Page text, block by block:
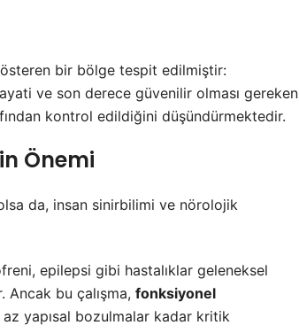
bir bölge tespit edilmiştir:
ve son derece güvenilir olması gereken
kontrol edildiğini düşündürmektedir.
Önemi
da, insan sinirbilimi ve nörolojik
epilepsi gibi hastalıklar geleneksel
Ancak bu çalışma, fonksiyonel
az yapısal bozulmalar kadar kritik